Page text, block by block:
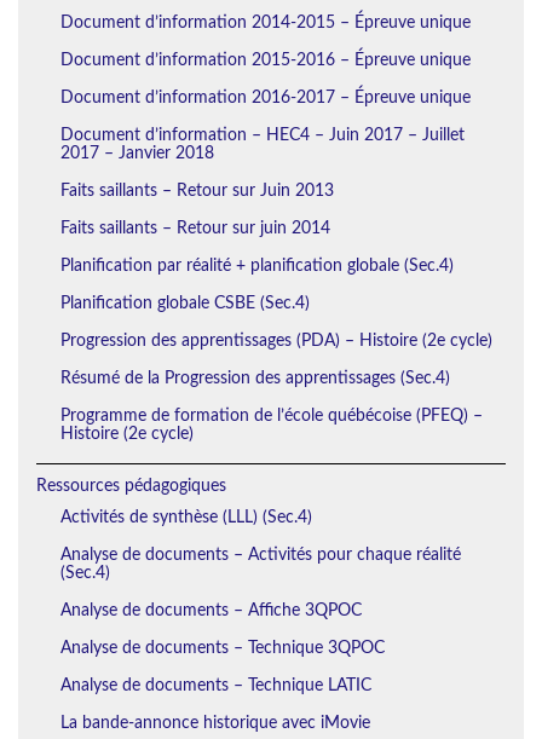
Document d’information 2014-2015 – Épreuve unique
Document d’information 2015-2016 – Épreuve unique
Document d’information 2016-2017 – Épreuve unique
Document d’information – HEC4 – Juin 2017 – Juillet
2017 – Janvier 2018
Faits saillants – Retour sur Juin 2013
Faits saillants – Retour sur juin 2014
Planification par réalité + planification globale (Sec.4)
Planification globale CSBE (Sec.4)
Progression des apprentissages (PDA) – Histoire (2e cycle)
Résumé de la Progression des apprentissages (Sec.4)
Programme de formation de l’école québécoise (PFEQ) –
Histoire (2e cycle)
Ressources pédagogiques
Activités de synthèse (LLL) (Sec.4)
Analyse de documents – Activités pour chaque réalité
(Sec.4)
Analyse de documents – Affiche 3QPOC
Analyse de documents – Technique 3QPOC
Analyse de documents – Technique LATIC
La bande-annonce historique avec iMovie